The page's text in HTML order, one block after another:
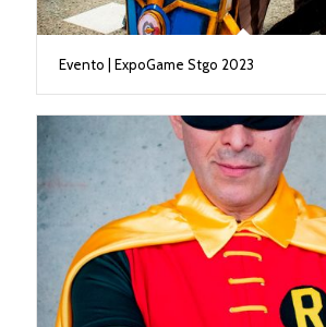
Evento | ExpoGame Stgo 2023